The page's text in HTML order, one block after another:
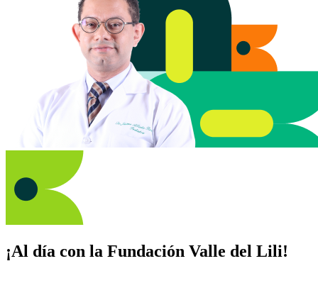
¡Al día con la Fundación Valle del Lili!